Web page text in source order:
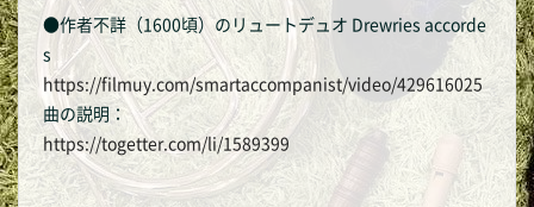
●作者不詳（1600頃）のリュートデュオ Drewries accorde
s
https://filmuy.com/smartaccompanist/video/429616025
曲の説明：
https://togetter.com/li/1589399